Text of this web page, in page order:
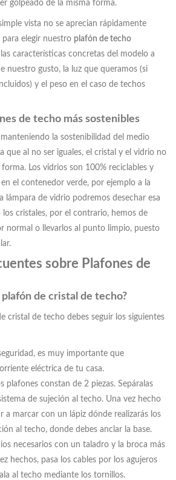
golpeado de la misma forma.
vista no se aprecian rápidamente
elegir nuestro plafón de techo
características concretas del modelo a
nuestro gusto, la luz que queramos (si
y el peso en el caso de techos
de techo más sostenibles
la sostenibilidad del medio
que al no ser iguales, el cristal y el vidrio no
Los vidrios son 100% reciclables y
el contenedor verde, por ejemplo a la
lámpara de vidrio podremos desechar esa
los cristales, por el contrario, hemos de
normal o llevarlos al punto limpio, puesto
sobre Plafones de
de cristal de techo?
cristal de techo debes seguir los siguientes
es muy importante que
eléctrica de tu casa.
plafones constan de 2 piezas. Sepáralas
de sujeción al techo. Una vez hecho
a marcar con un lápiz dónde realizarás los
al techo, donde debes anclar la base.
necesarios con un taladro y la broca más
hechos, pasa los cables por los agujeros
al techo mediante los tornillos.